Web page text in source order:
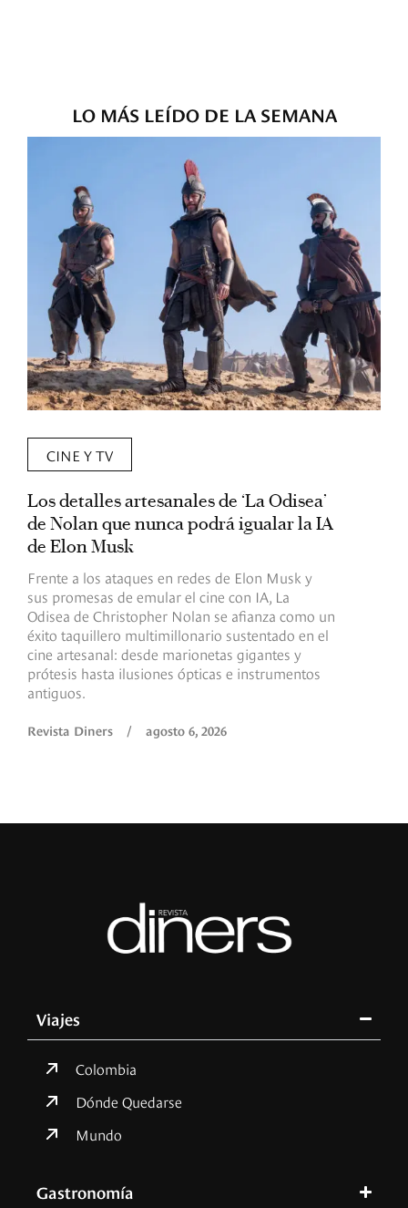
LO MÁS LEÍDO DE LA SEMANA
CINE Y TV
Los detalles artesanales de ‘La Odisea’
de Nolan que nunca podrá igualar la IA
de Elon Musk
Frente a los ataques en redes de Elon Musk y
sus promesas de emular el cine con IA, La
Odisea de Christopher Nolan se afianza como un
éxito taquillero multimillonario sustentado en el
cine artesanal: desde marionetas gigantes y
prótesis hasta ilusiones ópticas e instrumentos
antiguos.
Revista Diners / agosto 6, 2026
Viajes
Colombia
Dónde Quedarse
Mundo
Gastronomía